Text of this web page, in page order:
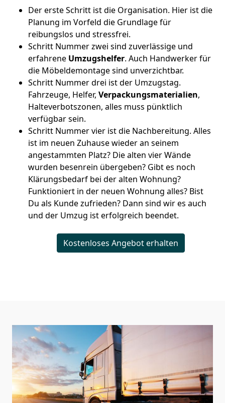
Der erste Schritt ist die Organisation. Hier ist die
Planung im Vorfeld die Grundlage für
reibungslos und stressfrei.
Schritt Nummer zwei sind zuverlässige und
erfahrene Umzugshelfer. Auch Handwerker für
die Möbeldemontage sind unverzichtbar.
Schritt Nummer drei ist der Umzugstag.
Fahrzeuge, Helfer, Verpackungsmaterialien,
Halteverbotszonen, alles muss pünktlich
verfügbar sein.
Schritt Nummer vier ist die Nachbereitung. Alles
ist im neuen Zuhause wieder an seinem
angestammten Platz? Die alten vier Wände
wurden besenrein übergeben? Gibt es noch
Klärungsbedarf bei der alten Wohnung?
Funktioniert in der neuen Wohnung alles? Bist
Du als Kunde zufrieden? Dann sind wir es auch
und der Umzug ist erfolgreich beendet.
Kostenloses Angebot erhalten